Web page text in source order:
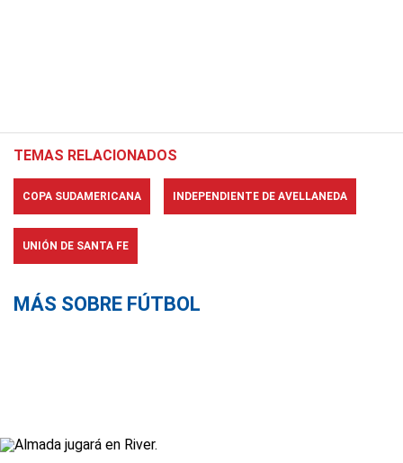
TEMAS RELACIONADOS
COPA SUDAMERICANA INDEPENDIENTE DE AVELLANEDA
UNIÓN DE SANTA FE
MÁS SOBRE FÚTBOL